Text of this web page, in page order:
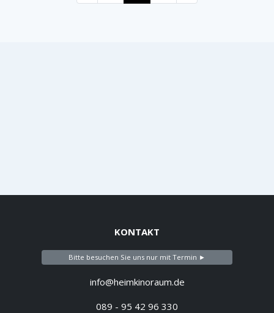
KONTAKT
Bitte besuchen Sie uns nur mit Termin ►
info@heimkinoraum.de
089 - 95 42 96 330